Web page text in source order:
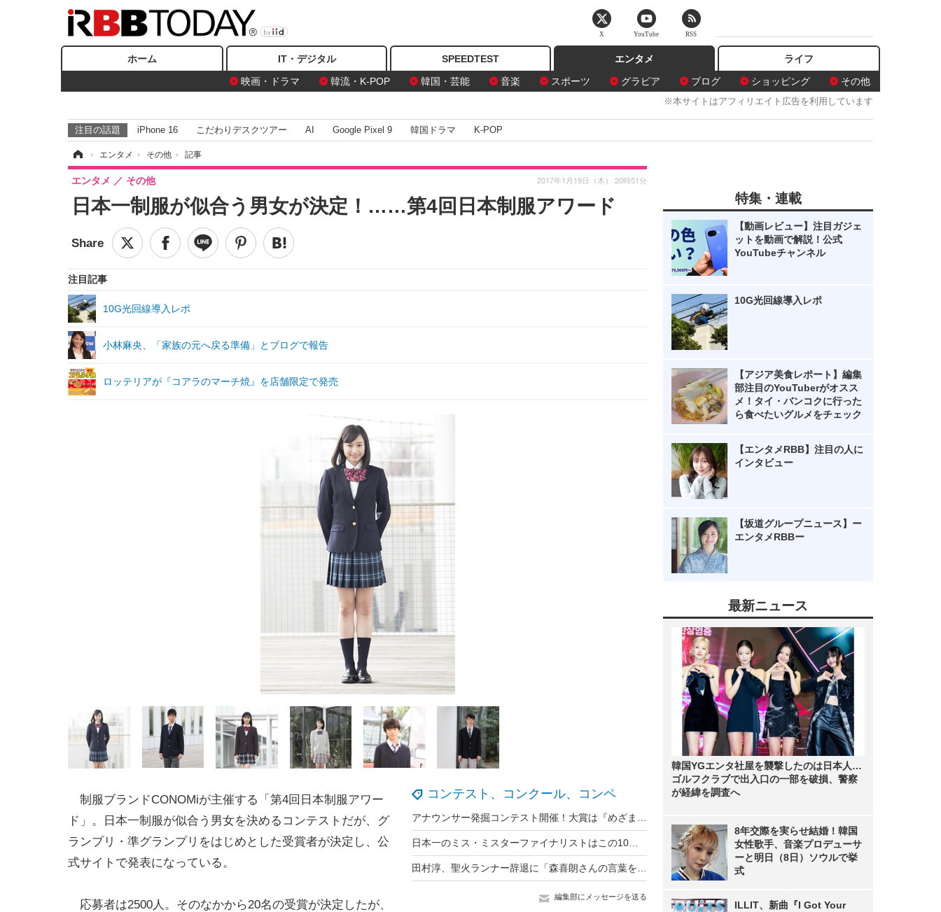
ホーム IT・デジタル SPEEDTEST
エンタメ
映画・ドラマ
韓流・K-POP 韓国・芸能 音楽 スポーツ グラビア ブログ ショッピング その他
ライフ
※本サイトはアフィリエイト広告を利用しています
注目の話題 iPhone 16 こだわりデスクツアー AI Google Pixel 9 韓国ドラマ K-POP
› エンタメ › その他 › 記事
日本一制服が似合う男女が決定！……第4回日本制服アワード
エンタメ その他 2017年1月19日（木） 20時51分
注目記事
10G光回線導入レポ
小林麻央、「家族の元へ戻る準備」とブログで報告
ロッテリアが『コアラのマーチ焼』を店舗限定で発売
コンテスト、コンクール、コンペ
編集部にメッセージを送る
制服ブランドCONOMiが主催する「第4回日本制服アワー
ド」。日本一制服が似合う男女を決めるコンテストだが、グ
ランプリ・準グランプリをはじめとした受賞者が決定し、公
式サイトで発表になっている。
応募者は2500人。そのなかから20名の受賞が決定したが、
特集・連載
【動画レビュー】注目ガジェ
ットを動画で解説！公式
YouTubeチャンネル
10G光回線導入レポ
【アジア美食レポート】編集
部注目のYouTuberがオスス
メ！タイ・バンコクに行った
ら食べたいグルメをチェック
【エンタメRBB】注目の人に
インタビュー
【坂道グループニュース】ー
エンタメRBBー
最新ニュース
韓国YGエンタ社屋を襲撃したのは日本人…
ゴルフクラブで出入口の一部を破損、警察
が経緯を調査へ
8年交際を実らせ結婚！韓国
女性歌手、音楽プロデューサ
ーと明日（8日）ソウルで挙
式
ILLIT、新曲『I Got Your
X YouTube RSS